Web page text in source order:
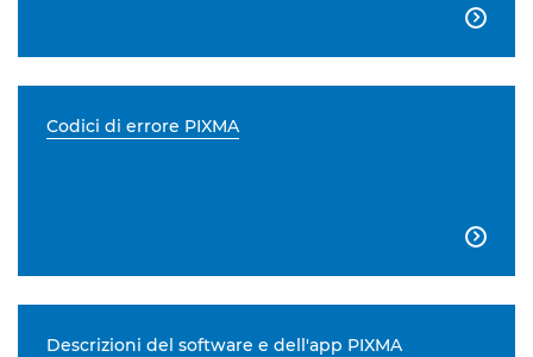

Codici di errore PIXMA

Descrizioni del software e dell'app PIXMA